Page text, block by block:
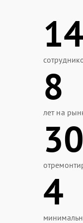
14
8
лет на
4